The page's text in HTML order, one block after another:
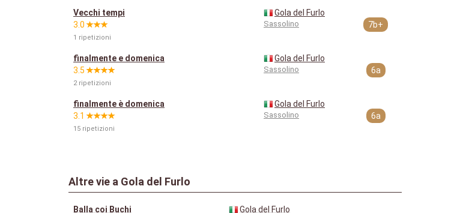
Vecchi tempi
3.0
1 ripetizioni
Gola del Furlo
Sassolino 7b+
finalmente e domenica
3.5
2 ripetizioni
Gola del Furlo
Sassolino 6a
finalmente è domenica
3.1
15 ripetizioni
Gola del Furlo
Sassolino 6a
Altre vie a Gola del Furlo
Balla coi Buchi
Gola del Furlo